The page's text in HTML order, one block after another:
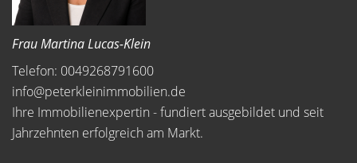
Frau Martina Lucas-Klein
Telefon: 0049268791600
info@peterkleinimmobilien.de
Ihre Immobilienexpertin - fundiert ausgebildet und seit
Jahrzehnten erfolgreich am Markt.